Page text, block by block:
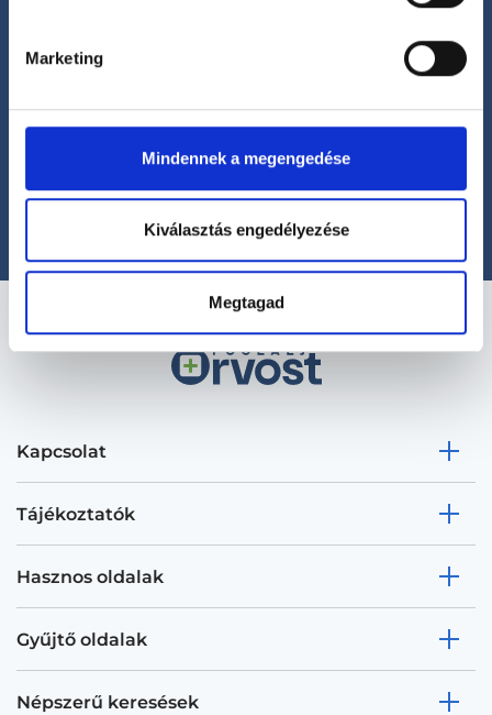
Marketing
Mindennek a megengedése
Kiválasztás engedélyezése
Megtagad
Segíthetünk?
+36 1 700-1398
office@foglaljorvost.hu
Kapcsolat
Tájékoztatók
Hasznos oldalak
Gyűjtő oldalak
Népszerű keresések